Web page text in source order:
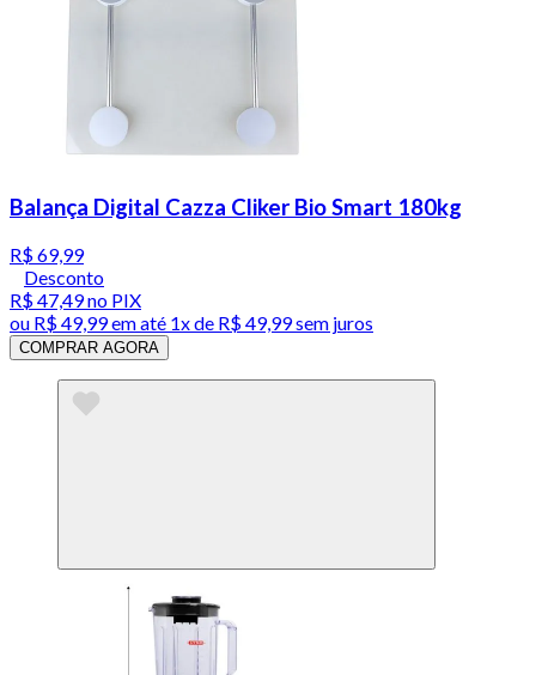
Balança Digital Cazza Cliker Bio Smart 180kg
R$ 69,99
Desconto
R$ 47,49no PIX
ou R$ 49,99em até 1x de R$ 49,99sem juros
COMPRAR AGORA